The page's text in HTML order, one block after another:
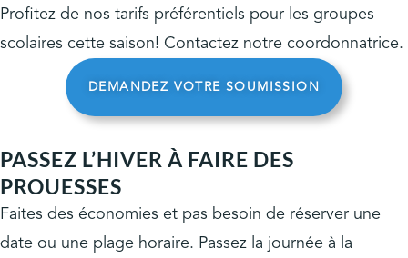
Profitez de nos tarifs préférentiels pour les groupes
scolaires cette saison! Contactez notre coordonnatrice.
DEMANDEZ VOTRE SOUMISSION
PASSEZ L’HIVER À FAIRE DES
PROUESSES
Faites des économies et pas besoin de réserver une
date ou une plage horaire. Passez la journée à la